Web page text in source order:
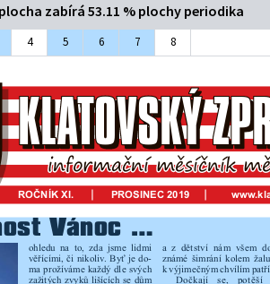
zabírá 53.11 % plochy periodika
4 5 6 7 8